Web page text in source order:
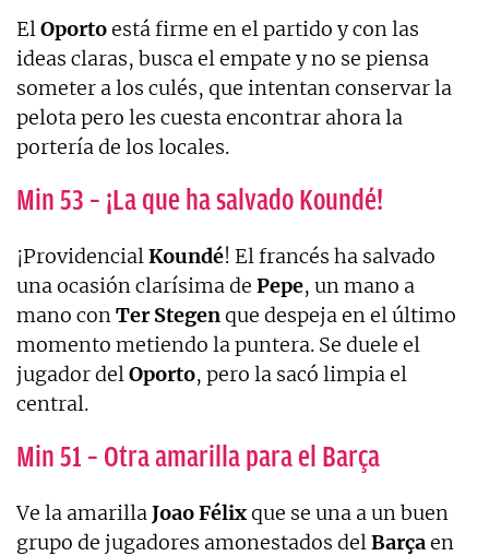
ElOportoestá firme en el partido y con las
ideas claras, busca el empate y no se piensa
someter a los culés, que intentan conservar la
pelota pero les cuesta encontrar ahora la
portería de los locales.
Min 53 – ¡La que ha salvado Koundé!
¡ProvidencialKoundé! El francés ha salvado
una ocasión clarísima de Pepe, un mano a
mano conTer Stegenque despeja en el último
momento metiendo la puntera. Se duele el
jugador delOporto, pero la sacó limpia el
central.
Min 51 – Otra amarilla para el Barça
Ve la amarillaJoaoFélixque se una a un buen
grupo de jugadores amonestados delBarçaen